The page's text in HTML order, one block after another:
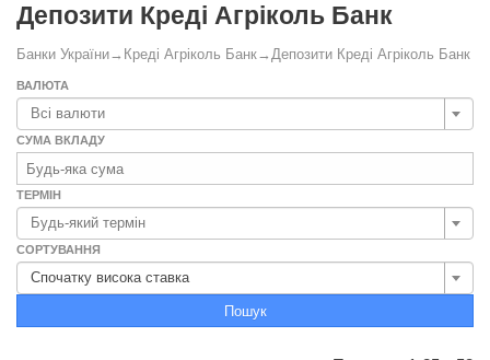
Депозити Креді Агріколь Банк
Банки України→ Креді Агріколь Банк→ Депозити Креді Агріколь Банк
ВАЛЮТА
Всі валюти
СУМА ВКЛАДУ
ТЕРМІН
Будь-який термін
СОРТУВАННЯ
Спочатку висока ставка
Пошук